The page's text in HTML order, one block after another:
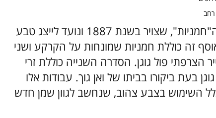
מקבץ ציורי שמן שנחשב למוכר הוא ה"חמניות", שצויר בשנת 1887 ונועד לייצג טבע
זה כוללת חמניות שמונחות על הקרקע ושני
הצרפתי פול גוגן. הסדרה השנייה כוללת זרי
בעת ביקורו בביתו של ואן גוך. עבודות אלו
השימוש בצבע צהוב, שנחשב לגוון שמן חדש